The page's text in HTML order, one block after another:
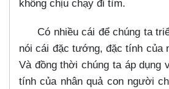
không chịu chạy đi tìm.
Có nhiều cái để chúng ta
nói cái đặc tướng, đặc tính của
Và đồng thời chúng ta áp dụng
tính của nhân quả con người